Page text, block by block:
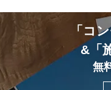
「コ
&「
無